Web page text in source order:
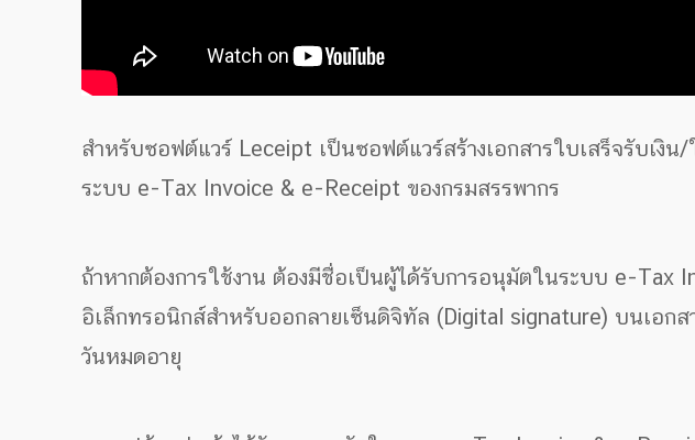
สำหรับซอฟต์แวร์ Leceipt เป็นซอฟต์แวร์สร้างเอกสารใบเสร็จรับเ
ระบบ e-Tax Invoice & e-Receipt ของกรมสรรพากร
ถ้าหากต้องการใช้งาน ต้องมีชื่อเป็นผู้ได้รับการอนุมัตในระบบ e-Tax
อิเล็กทรอนิกส์สำหรับออกลายเซ็นดิจิทัล (Digital signature) บนเอก
วันหมดอายุ